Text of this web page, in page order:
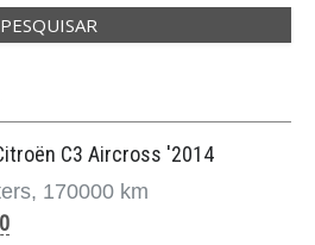
e Inovação A
de luxo, tradição e
nível. Com mais de um
al ...
C3 Aircross '2014
170000 km